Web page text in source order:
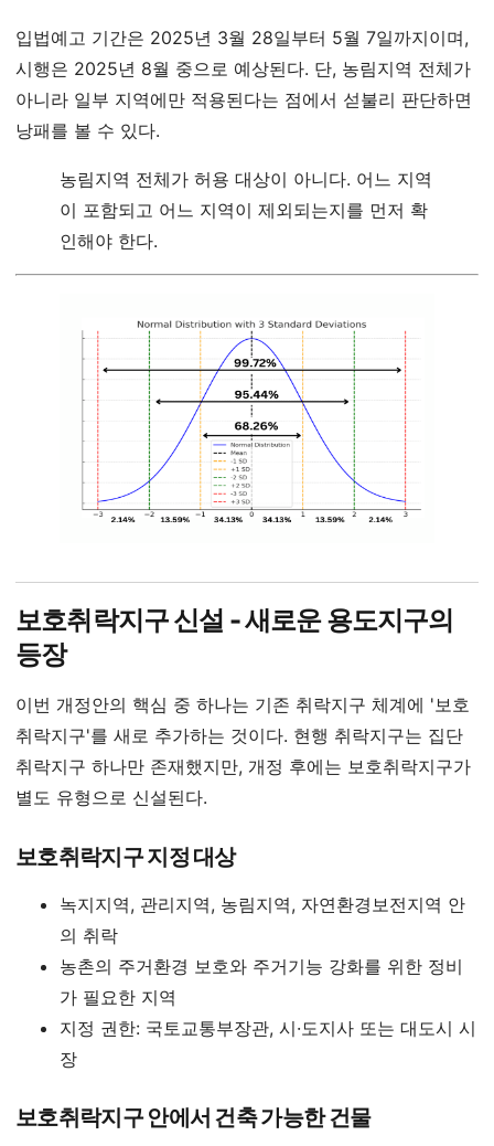
입법예고 기간은 2025년 3월 28일부터 5월 7일까지이며,
시행은 2025년 8월 중으로 예상된다. 단, 농림지역 전체가
아니라 일부 지역에만 적용된다는 점에서 섣불리 판단하면
낭패를 볼 수 있다.
농림지역 전체가 허용 대상이 아니다. 어느 지역
이 포함되고 어느 지역이 제외되는지를 먼저 확
인해야 한다.
보호취락지구 신설 - 새로운 용도지구의
등장
이번 개정안의 핵심 중 하나는 기존 취락지구 체계에 '보호
취락지구'를 새로 추가하는 것이다. 현행 취락지구는 집단
취락지구 하나만 존재했지만, 개정 후에는 보호취락지구가
별도 유형으로 신설된다.
보호취락지구 지정 대상
녹지지역, 관리지역, 농림지역, 자연환경보전지역 안
의 취락
농촌의 주거환경 보호와 주거기능 강화를 위한 정비
가 필요한 지역
지정 권한: 국토교통부장관, 시·도지사 또는 대도시 시
장
보호취락지구 안에서 건축 가능한 건물